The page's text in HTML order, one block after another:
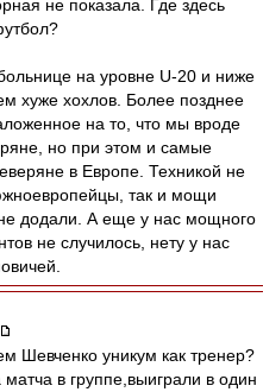
не показала. Где здесь
на уровне U-20 и ниже
хуже хохлов. Более позднее
на то, что мы вроде
но при этом и самые
в Европе. Техникой не
так и мощи
додали. А еще у нас мощного
не случилось, нету у нас
Шевченко уникум как тренер?
в группе,выиграли в один